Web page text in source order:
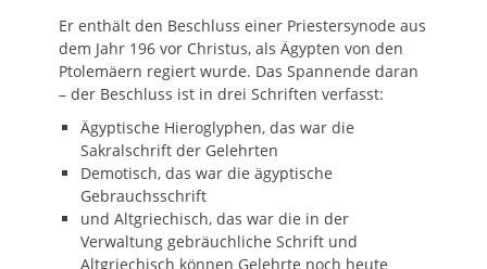
Er enthält den Beschluss einer Priestersynode aus
dem Jahr 196 vor Christus, als Ägypten von den
Ptolemäern regiert wurde. Das Spannende daran
– der Beschluss ist in drei Schriften verfasst:
Ägyptische Hieroglyphen, das war die
Sakralschrift der Gelehrten
Demotisch, das war die ägyptische
Gebrauchsschrift
und Altgriechisch, das war die in der
Verwaltung gebräuchliche Schrift und
Altgriechisch können Gelehrte noch heute